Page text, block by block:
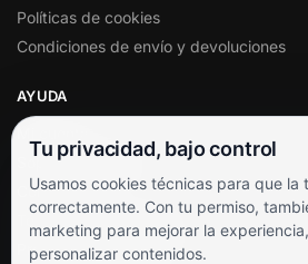
Políticas de cookies
Condiciones de envío y devoluciones
AYUDA
Soporte al cliente
Contacto
Términos y condiciones
Preguntas frecuentes
Tu privacidad, bajo control
Usamos cookies técnicas para que la
correctamente. Con tu permiso,
marketing para mejorar la
personalizar contenidos.